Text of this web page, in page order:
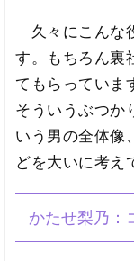
久々にこんな
す。もちろん裏
てもらっていま
そういうぶつか
いう男の全体像
どを大いに考え
かたせ梨乃：